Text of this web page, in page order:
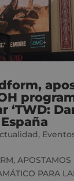
‘TWD:
,
APOSTAMOS
PARA